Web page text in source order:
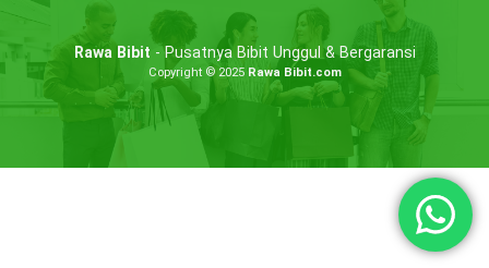
Rawa Bibit - Pusatnya Bibit Unggul & Bergaransi
Copyright © 2025 Rawa Bibit.com